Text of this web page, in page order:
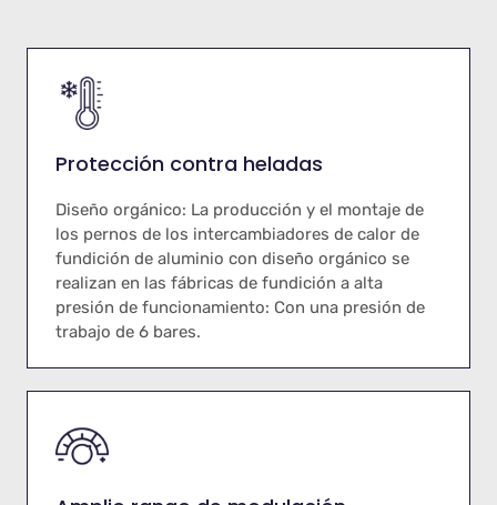
Protección contra heladas
Diseño orgánico: La producción y el montaje de
los pernos de los intercambiadores de calor de
fundición de aluminio con diseño orgánico se
realizan en las fábricas de fundición a alta
presión de funcionamiento: Con una presión de
trabajo de 6 bares.